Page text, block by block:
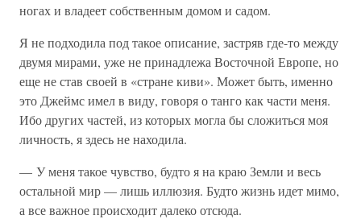
ногах и владеет собственным домом и садом.
Я не подходила под такое описание, застряв где-то между
двумя мирами, уже не принадлежа Восточной Европе, но
еще не став своей в «стране киви». Может быть, именно
это Джеймс имел в виду, говоря о танго как части меня.
Ибо других частей, из которых могла бы сложиться моя
личность, я здесь не находила.
— У меня такое чувство, будто я на краю Земли и весь
остальной мир — лишь иллюзия. Будто жизнь идет мимо,
а все важное происходит далеко отсюда.